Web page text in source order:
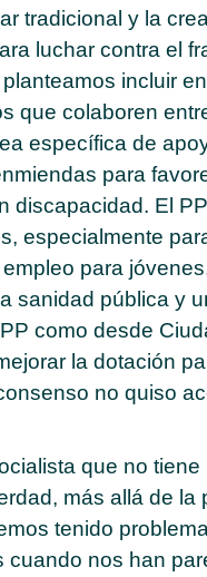
tradicional y la
luchar contra el
incluir
que colaboren
específica de
para
discapacidad. El
especialmente
para
sanidad pública y
como desde
la dotación
no quiso
que no
más allá de la
tenido
cuando nos han